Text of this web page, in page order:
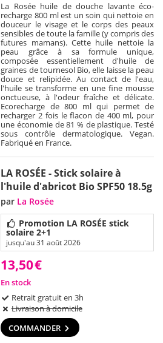
La Rosée huile de douche lavante éco-
recharge 800 ml est un soin qui nettoie en
douceur le visage et le corps des peaux
sensibles de toute la famille (y compris des
futures mamans). Cette huile nettoie la
peau grâce à sa formule unique,
composée essentiellement d'huile de
graines de tournesol Bio, elle laisse la peau
douce et relipidée. Au contact de l'eau,
l'huile se transforme en une fine mousse
onctueuse, à l'odeur fraîche et délicate.
Ecorecharge de 800 ml qui permet de
recharger 2 fois le flacon de 400 ml, pour
une économie de 81 % de plastique. Testé
sous contrôle dermatologique. Vegan.
Fabriqué en France.
LA ROSÉE - Stick solaire à
l'huile d'abricot Bio SPF50 18.5g
par La Rosée
Promotion LA ROSÉE stick
solaire 2+1
jusqu'au 31 août 2026
13,50€
En stock
Retrait gratuit en 3h
Livraison à domicile
COMMANDER